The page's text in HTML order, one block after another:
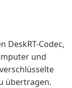
DeskRT-Codec,
und
übertragen.